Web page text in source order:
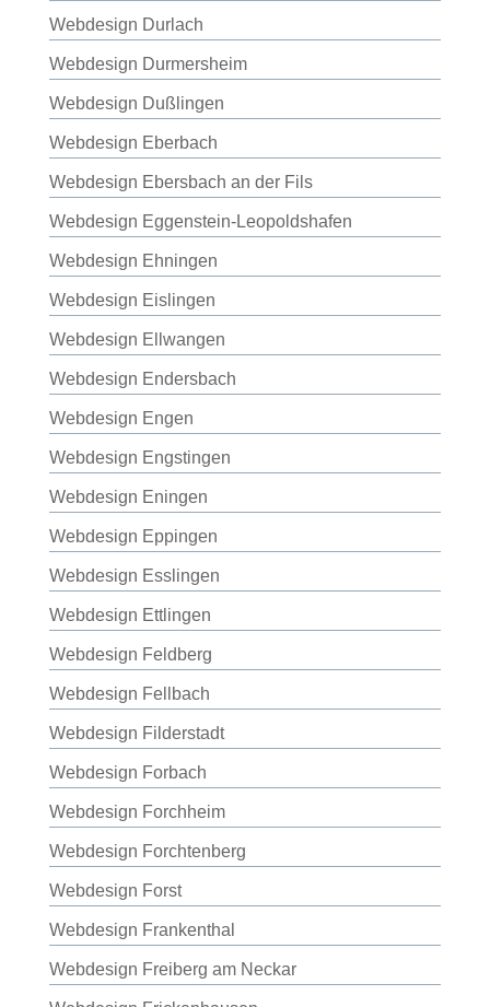
Webdesign Durlach
Webdesign Durmersheim
Webdesign Dußlingen
Webdesign Eberbach
Webdesign Ebersbach an der Fils
Webdesign Eggenstein-Leopoldshafen
Webdesign Ehningen
Webdesign Eislingen
Webdesign Ellwangen
Webdesign Endersbach
Webdesign Engen
Webdesign Engstingen
Webdesign Eningen
Webdesign Eppingen
Webdesign Esslingen
Webdesign Ettlingen
Webdesign Feldberg
Webdesign Fellbach
Webdesign Filderstadt
Webdesign Forbach
Webdesign Forchheim
Webdesign Forchtenberg
Webdesign Forst
Webdesign Frankenthal
Webdesign Freiberg am Neckar